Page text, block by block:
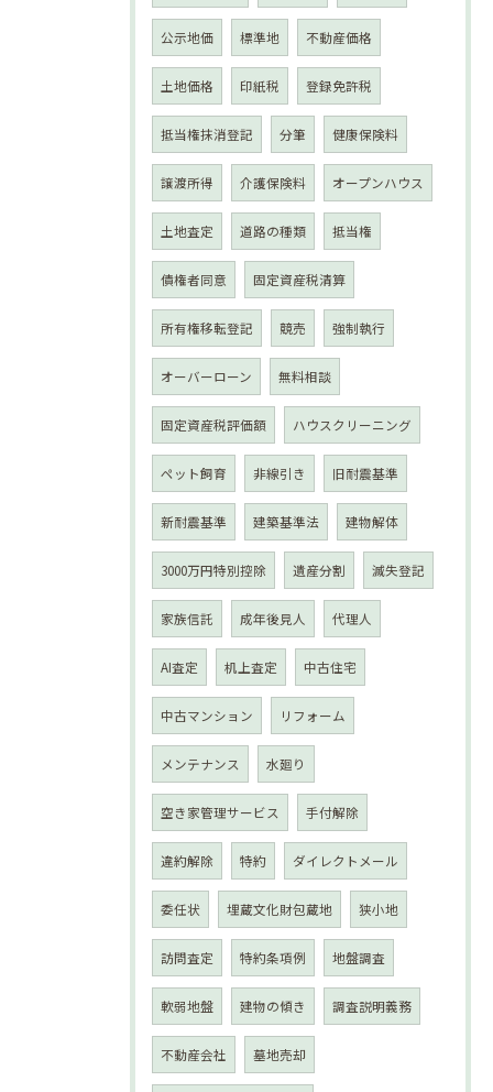
公示地価 標準地 不動産価格
土地価格 印紙税 登録免許税
抵当権抹消登記 分筆 健康保険料
譲渡所得 介護保険料 オープンハウス
土地査定 道路の種類 抵当権
債権者同意 固定資産税清算
所有権移転登記 競売 強制執行
オーバーローン 無料相談
固定資産税評価額 ハウスクリーニング
ペット飼育 非線引き 旧耐震基準
新耐震基準 建築基準法 建物解体
3000万円特別控除 遺産分割 滅失登記
家族信託 成年後見人 代理人
AI査定 机上査定 中古住宅
中古マンション リフォーム
メンテナンス 水廻り
空き家管理サービス 手付解除
違約解除 特約 ダイレクトメール
委任状 埋蔵文化財包蔵地 狭小地
訪問査定 特約条項例 地盤調査
軟弱地盤 建物の傾き 調査説明義務
不動産会社 墓地売却